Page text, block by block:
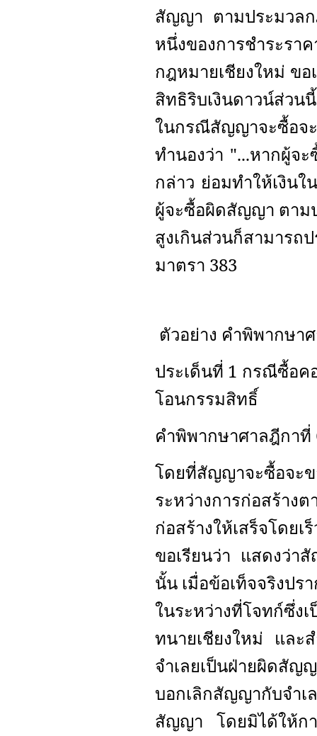
สัญญา ตามประมวล
หนึ่งของการชำระร
กฎหมายเชียงใหม่ ข
สิทธิริบเงินดาวน์ส่วน
ในกรณีสัญญาจะซื้อจ
ทำนองว่า "...หากผู้จ
กล่าว ย่อมทำให้เงิน
ผู้จะซื้อผิดสัญญา ตาม
สูงเกินส่วนก็สามา
มาตรา 383
ตัวอย่าง คำพิพากษา
ประเด็นที่ 1 กรณีซื้อค
โอนกรรมสิทธิ์
คำพิพากษาศาลฎีกาที่
โดยที่สัญญาจะซื้อจะ
ระหว่างการก่อสร้าง
ก่อสร้างให้เสร็จโดย
ขอเรียนว่า แสดงว่า
นั้น เมื่อข้อเท็จจริงปร
ในระหว่างที่โจทก์ซึ่
ทนายเชียงใหม่ และ
จำเลยเป็นฝ่ายผิดสั
บอกเลิกสัญญากับจำ
สัญญา โดยมิได้ให้กา